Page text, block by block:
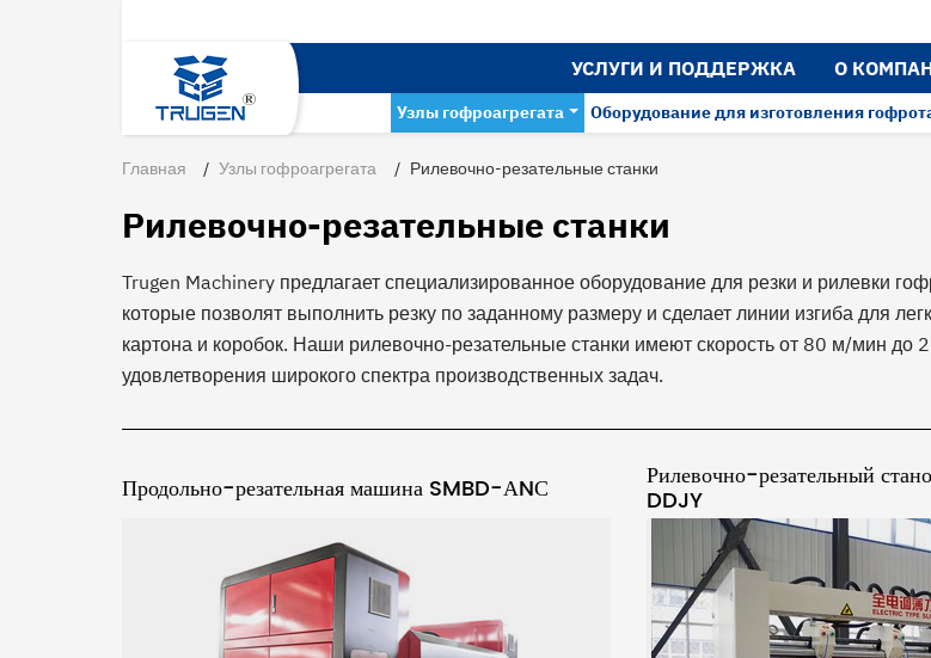
УСЛУГИ И ПОДДЕРЖКА О
Узлы гофроагрегата Оборудование для изготовления
Главная Узлы гофроагрегата Рилевочно-резательные станки
Рилевочно-резательные станки
Trugen Machinery предлагает специализированное оборудование для резки и рилевки
которые позволят выполнить резку по заданному размеру и сделает линии изгиба для
картона и коробок. Наши рилевочно-резательные станки имеют скорость от 80 м/мин до
удовлетворения широкого спектра производственных задач.
Продольно-резательная машина SMBD-АNС Рилевочно-резательный
DDJY